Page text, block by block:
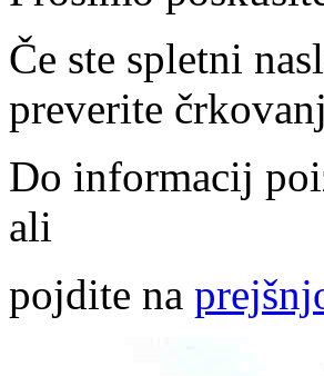
Če ste spletni
preverite
Do informacij
ali
pojdite na